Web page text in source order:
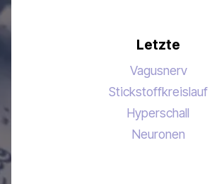
Letzte
Vagusnerv
Stickstoffkreislauf
Hyperschall
Neuronen